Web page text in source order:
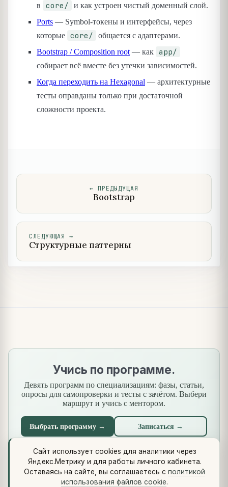
в
core/
и как устроен чистый доменный слой.
Ports — Symbol-токены и интерфейсы, через
которые core/
общается с адаптерами.
Bootstrap / Composition root — как app/
собирает всё вместе без утечки зависимостей.
Когда переходить на Hexagonal — архитектурные
тесты оправданы только при достаточной
сложности проекта.
← ПРЕДЫДУЩАЯ
Bootstrap
СЛЕДУЮЩАЯ →
Структурные паттерны
Учись по программе.
Девять программ по специализациям: фазы, статьи,
опросы для самопроверки и тесты с зачётом. Выбери
маршрут и учись с ментором.
Выбрать программу → Записаться →
Что нового Стандарты Сквозной кейс
Методология (Use Case Pattern)
Сайт использует cookies для аналитики через
Яндекс.Метрику и для работы личного кабинета.
Оставаясь на сайте, вы соглашаетесь с политикой
использования файлов cookie.